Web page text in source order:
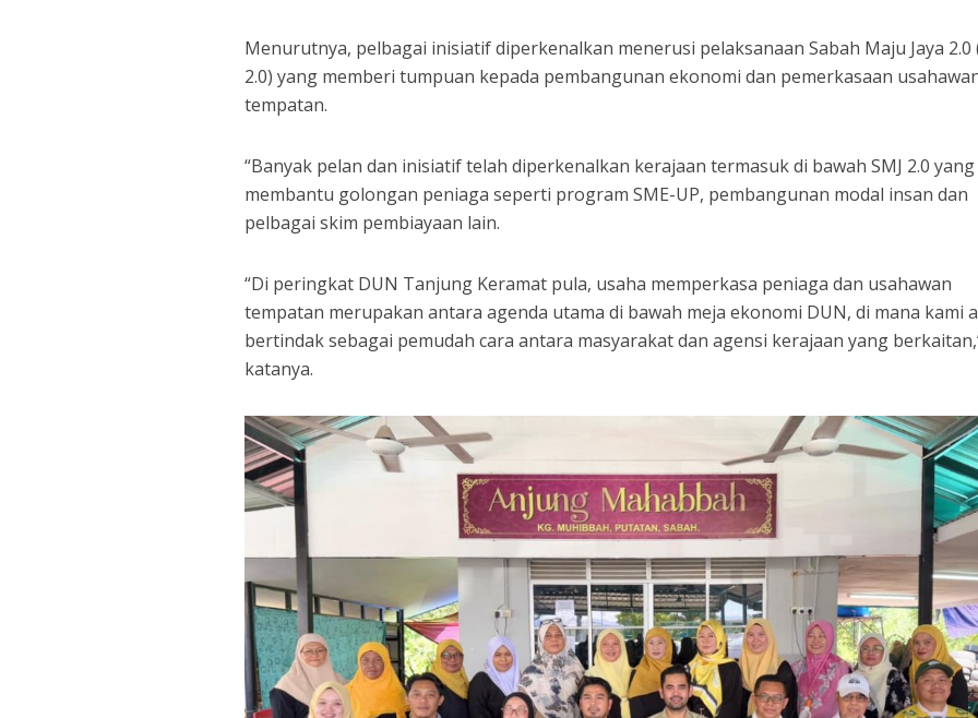
Menurutnya, pelbagai inisiatif diperkenalkan menerusi pelaksanaan Sabah Maju Jaya 2.0
2.0) yang memberi tumpuan kepada pembangunan ekonomi dan pemerkasaan
tempatan.
“Banyak pelan dan inisiatif telah diperkenalkan kerajaan termasuk di bawah SMJ 2.0
membantu golongan peniaga seperti program SME-UP, pembangunan modal insan dan
pelbagai skim pembiayaan lain.
“Di peringkat DUN Tanjung Keramat pula, usaha memperkasa peniaga dan usahawan
tempatan merupakan antara agenda utama di bawah meja ekonomi DUN, di mana kami
bertindak sebagai pemudah cara antara masyarakat dan agensi kerajaan yang
katanya.